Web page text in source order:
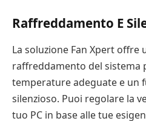
Raffreddamento E
La soluzione Fan Xpert
raffreddamento del sistema
temperature adeguate e un
silenzioso. Puoi regolare la
tuo PC in base alle tue